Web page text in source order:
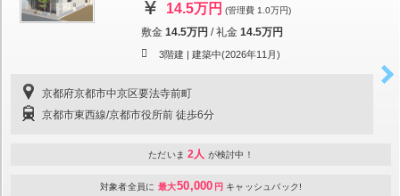
14.5万円 (管理費 1.0万円)
敷金 14.5万円 /礼金 14.5万円
3階建 | 建築中(2026年11月)
京都府京都市中京区要法寺前町
京都市東西線/京都市役所前 徒歩6分
ただいま 2人 が検討中！
対象者全員に 最大50,000 円 キャッシュバック!